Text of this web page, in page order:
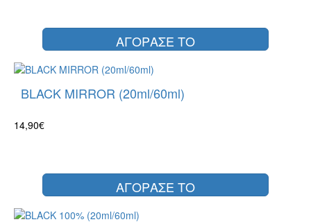
ΑΓΟΡΑΣΕ ΤΟ
BLACK MIRROR (20ml/60ml)
14,90€
ΑΓΟΡΑΣΕ ΤΟ